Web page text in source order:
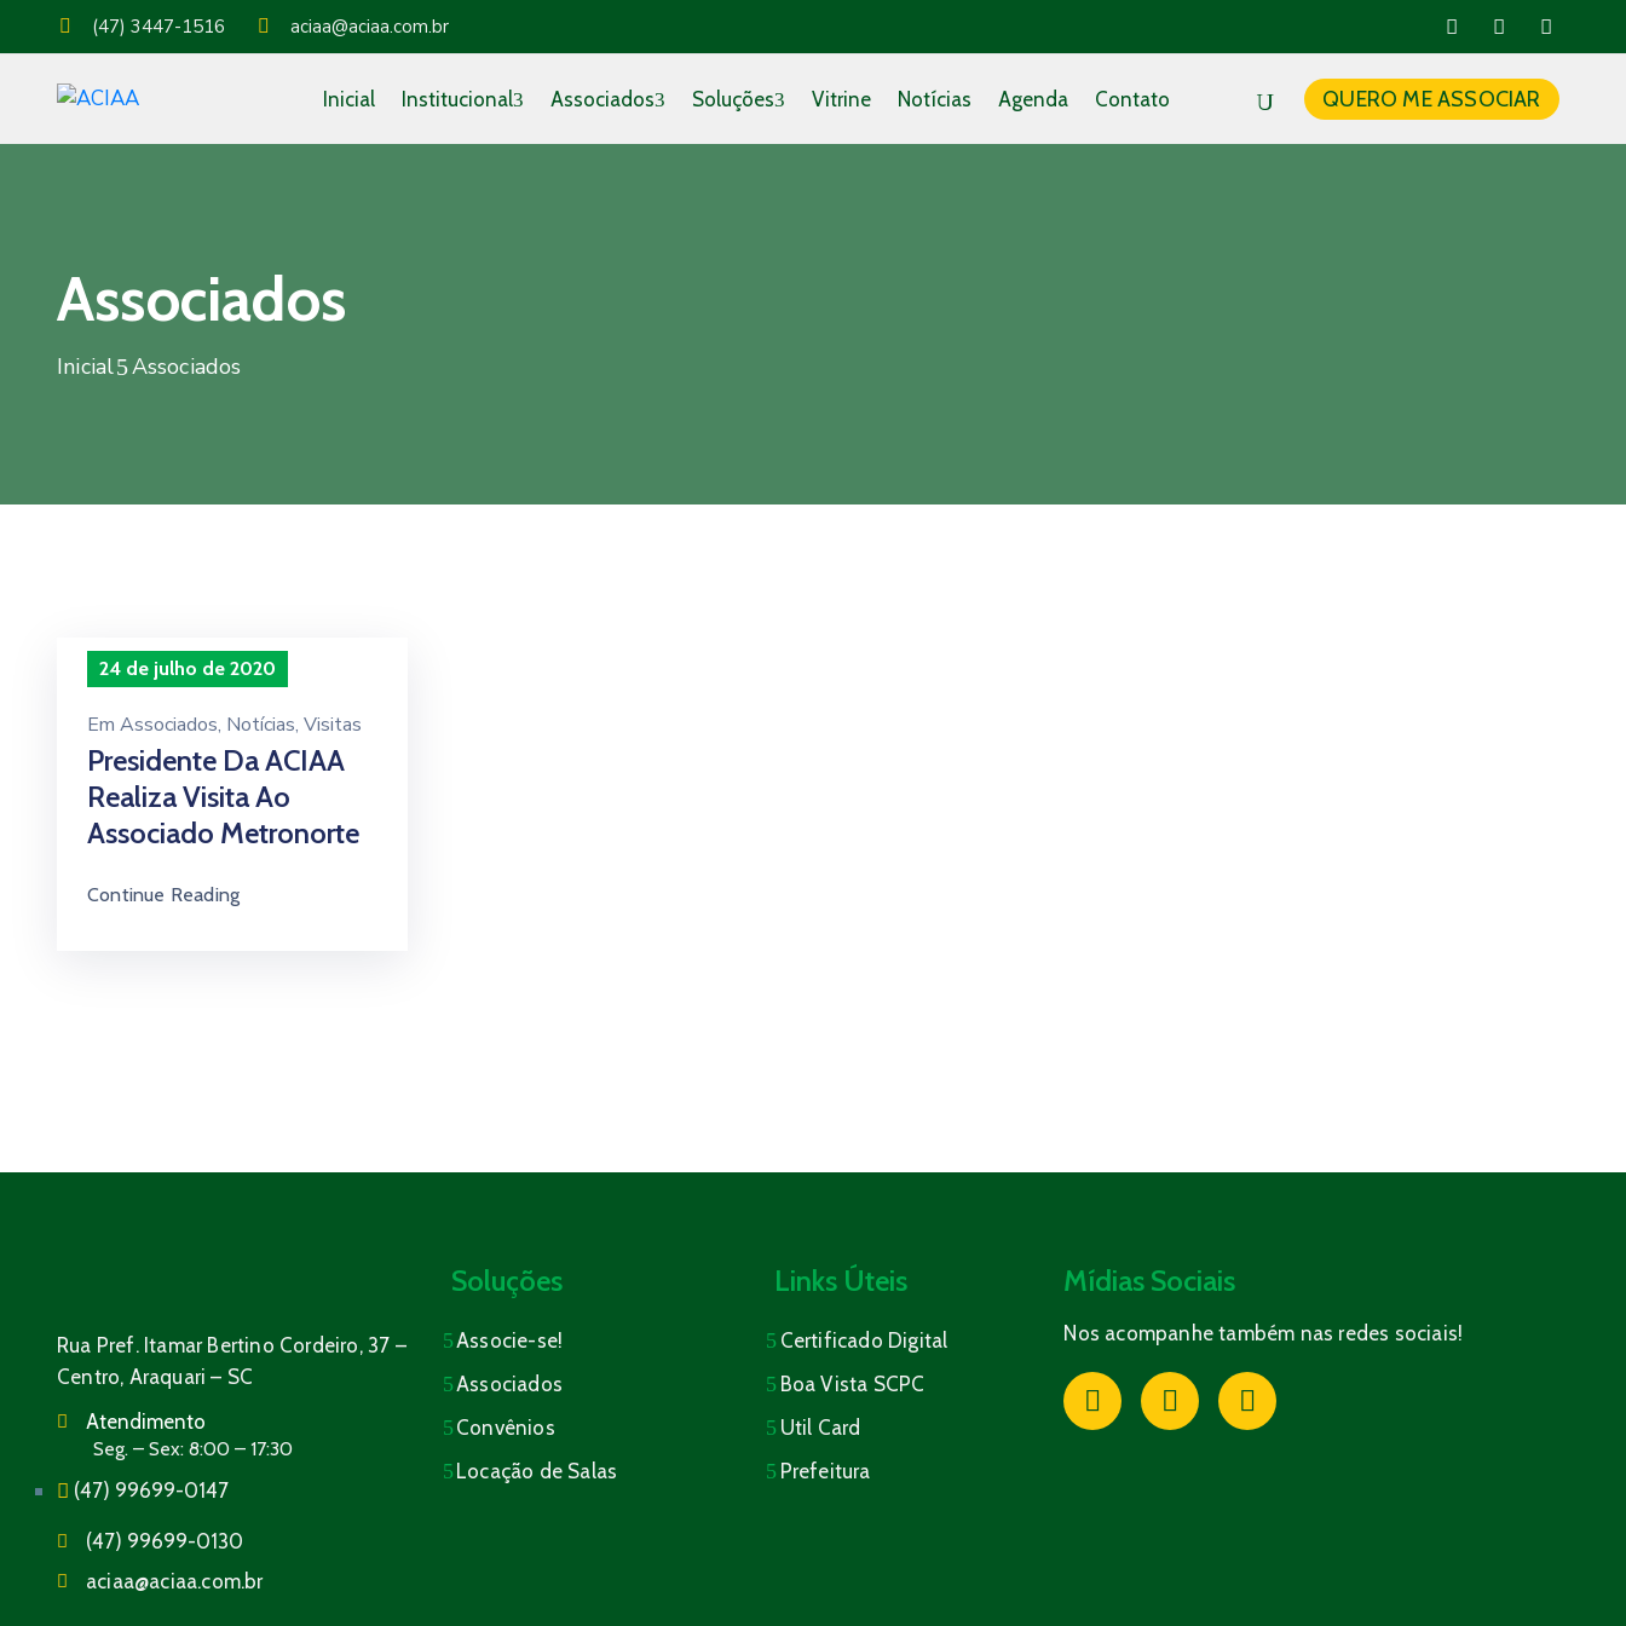
(47) 3447-1516 aciaa@aciaa.com.br
Inicial Institucional Associados Soluções Vitrine Notícias Agenda Contato QUERO ME ASSOCIAR
Associados
Inicial Associados
24 de julho de 2020
Em Associados‚ Notícias‚ Visitas
Presidente Da ACIAA
Realiza Visita Ao
Associado Metronorte
Continue Reading
Rua Pref. Itamar Bertino Cordeiro, 37 –
Centro, Araquari – SC
Atendimento
Seg. – Sex: 8:00 – 17:30
(47) 99699-0147
(47) 99699-0130
aciaa@aciaa.com.br
Soluções
Associe-se!
Associados
Convênios
Locação de Salas
Links Úteis
Certificado Digital
Boa Vista SCPC
Util Card
Prefeitura
Mídias Sociais
Nos acompanhe também nas redes sociais!